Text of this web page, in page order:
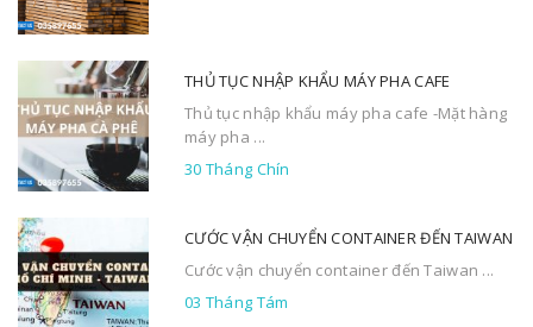
THỦ TỤC NHẬP KHẨU MÁY PHA CAFE
Thủ tục nhập khẩu máy pha cafe -Mặt hàng
máy pha ...
30 Tháng Chín
CƯỚC VẬN CHUYỂN CONTAINER ĐẾN TAIWAN
Cước vận chuyển container đến Taiwan ...
03 Tháng Tám